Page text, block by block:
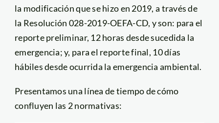
la modificación que se hizo en 2019, a través de
la Resolución 028-2019-OEFA-CD, y son: para el
reporte preliminar, 12 horas desde sucedida la
emergencia; y, para el reporte final, 10 días
hábiles desde ocurrida la emergencia ambiental.
Presentamos una línea de tiempo de cómo
confluyen las 2 normativas: